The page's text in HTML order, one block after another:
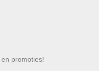
promoties!